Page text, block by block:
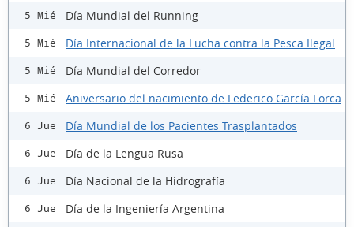
5 Mié Día Mundial del Running
5 Mié Día Internacional de la Lucha contra la Pesca Ilegal
5 Mié Día Mundial del Corredor
5 Mié Aniversario del nacimiento de Federico García Lorca
6 Jue Día Mundial de los Pacientes Trasplantados
6 Jue Día de la Lengua Rusa
6 Jue Día Nacional de la Hidrografía
6 Jue Día de la Ingeniería Argentina